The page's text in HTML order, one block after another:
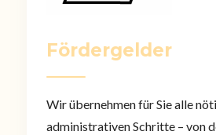
Fördergelder
Wir übernehmen für Sie alle
administrativen Schritte – von